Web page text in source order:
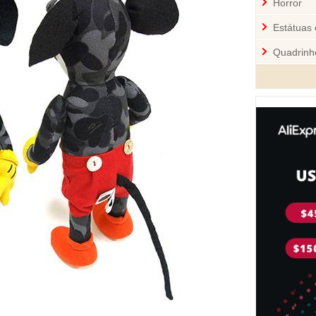
Horror
Estátuas
Disney
Pelúcia
Jogos
Sci-Fi
Quebra-